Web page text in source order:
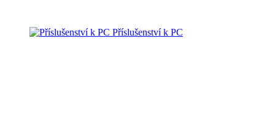
Příslušenství k PC